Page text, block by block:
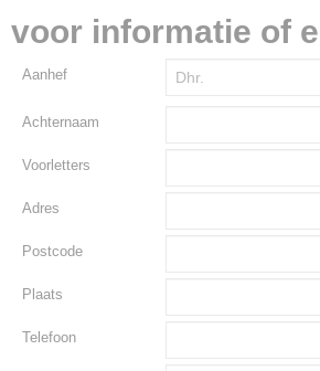
voor informatie of
Aanhef
Achternaam
Voorletters
Adres
Postcode
Plaats
Telefoon